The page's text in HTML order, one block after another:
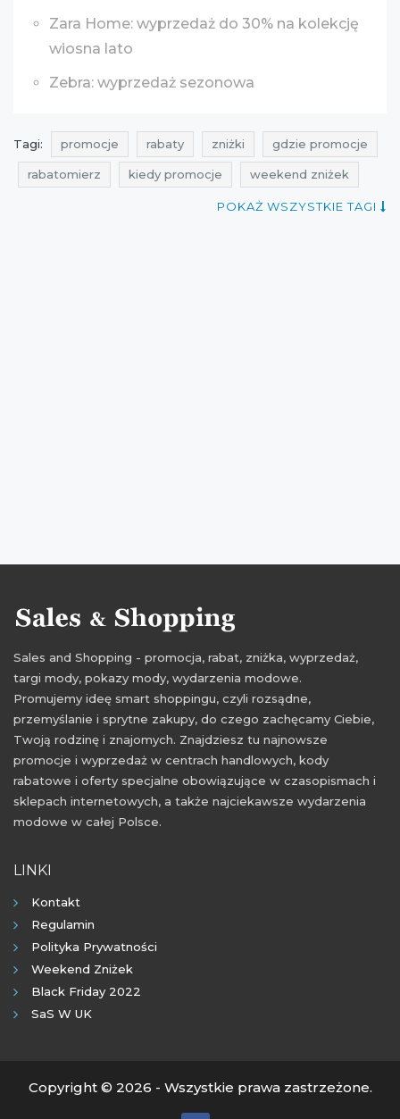
Zara Home: wyprzedaż do 30% na kolekcję
wiosna lato
Zebra: wyprzedaż sezonowa
Tagi: promocje rabaty zniżki gdzie promocje
rabatomierz kiedy promocje weekend zniżek
weekend zniżek sales & shopping weekend promocji
POKAŻ WSZYSTKIE TAGI
Sales and Shopping - promocja, rabat, zniżka, wyprzedaż,
targi mody, pokazy mody, wydarzenia modowe.
Promujemy ideę smart shoppingu, czyli rozsądne,
przemyślanie i sprytne zakupy, do czego zachęcamy Ciebie,
Twoją rodzinę i znajomych. Znajdziesz tu najnowsze
promocje i wyprzedaż w centrach handlowych, kody
rabatowe i oferty specjalne obowiązujące w czasopismach i
sklepach internetowych, a także najciekawsze wydarzenia
modowe w całej Polsce.
LINKI
Kontakt
Regulamin
Polityka Prywatności
Weekend Zniżek
Black Friday 2022
SaS W UK
Copyright © 2026 - Wszystkie prawa zastrzeżone.